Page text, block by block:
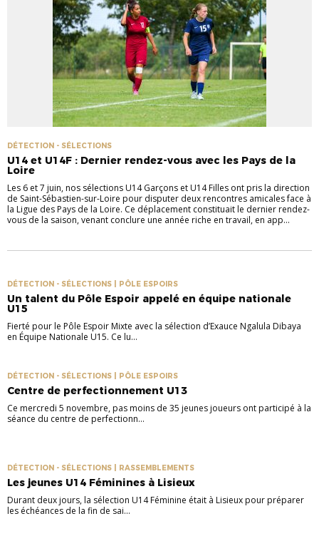
DÉTECTION - SÉLECTIONS
U14 et U14F : Dernier rendez-vous avec les Pays de la
Loire
Les 6 et 7 juin, nos sélections U14 Garçons et U14 Filles ont pris la direction
de Saint-Sébastien-sur-Loire pour disputer deux rencontres amicales face à
la Ligue des Pays de la Loire. Ce déplacement constituait le dernier rendez-
vous de la saison, venant conclure une année riche en travail, en app...
DÉTECTION - SÉLECTIONS | PÔLE ESPOIRS
Un talent du Pôle Espoir appelé en équipe nationale
U15
Fierté pour le Pôle Espoir Mixte avec la sélection d’Exauce Ngalula Dibaya
en Équipe Nationale U15. Ce lu...
DÉTECTION - SÉLECTIONS | PÔLE ESPOIRS
Centre de perfectionnement U13
Ce mercredi 5 novembre, pas moins de 35 jeunes joueurs ont participé à la
séance du centre de perfectionn...
DÉTECTION - SÉLECTIONS | RASSEMBLEMENTS
Les jeunes U14 Féminines à Lisieux
Durant deux jours, la sélection U14 Féminine était à Lisieux pour préparer
les échéances de la fin de sai...